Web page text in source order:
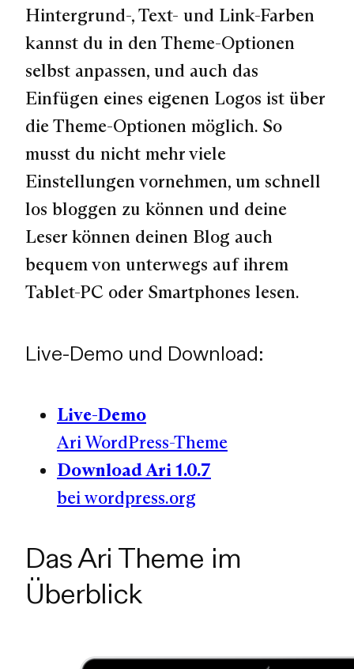
Hintergrund-, Text- und Link-Farben
kannst du in den Theme-Optionen
selbst anpassen, und auch das
Einfügen eines eigenen Logos ist über
die Theme-Optionen möglich. So
musst du nicht mehr viele
Einstellungen vornehmen, um schnell
los bloggen zu können und deine
Leser können deinen Blog auch
bequem von unterwegs auf ihrem
Tablet-PC oder Smartphones lesen.
Live-Demo und Download:
Live-Demo
Ari WordPress-Theme
Download Ari 1.0.7
bei wordpress.org
Das Ari Theme im
Überblick